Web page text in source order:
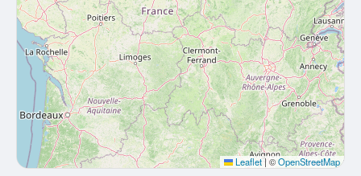
Leaflet| ©OpenStreetMap